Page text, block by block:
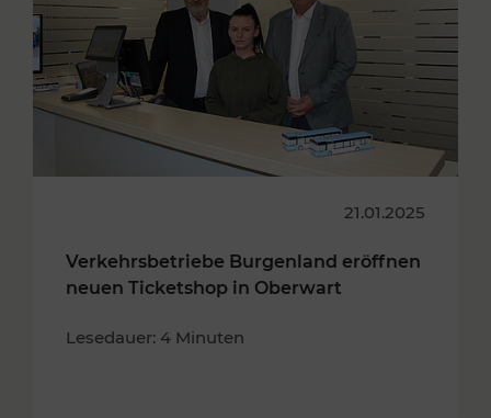
21.01.2025
Verkehrsbetriebe Burgenland eröffnen
neuen Ticketshop in Oberwart
Lesedauer: 4 Minuten